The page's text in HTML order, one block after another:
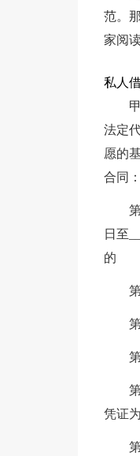
范。
家阅读
私人
法定
愿的
合同：
日至
的
凭证为